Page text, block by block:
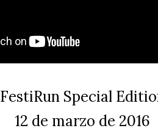
FestiRun Special
12 de marzo de 2016